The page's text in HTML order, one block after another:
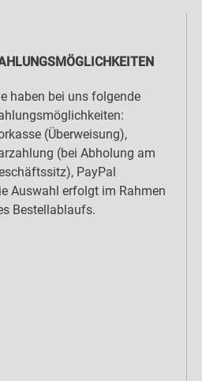
haben bei uns folgende
(Überweisung),
(bei Abholung am
PayPal
Auswahl erfolgt im Rahmen
Bestellablaufs.